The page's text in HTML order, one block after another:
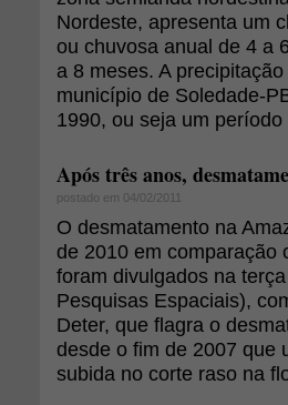
Nordeste, apresenta um
ou chuvosa anual de 4 a
a 8 meses. A
município de Soledade-
1990, ou seja um
Após três anos,
postado em 04/02/2011
O desmatamento na
de 2010 em comparação
foram divulgados na
Pesquisas Espaciais),
Deter, que flagra o
desde o fim de 2007 que
subida no corte raso na